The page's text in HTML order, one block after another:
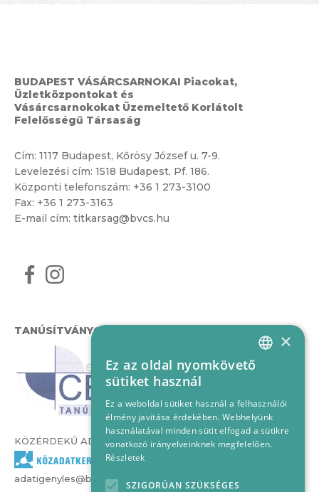
BUDAPEST VÁSÁRCSARNOKAI Piacokat,
Üzletközpontokat és
Vásárcsarnokokat Üzemeltető Korlátolt
Felelősségű Társaság
Cím: 1117 Budapest, Kőrösy József u. 7-9.
Levelezési cím: 1518 Budapest, Pf. 186.
Központi telefonszám: +36 1 273-3100
Fax: +36 1 273-3163
E-mail cím: titkarsag@bvcs.hu
TANÚSÍTVÁNYOK
KÖZÉRDEKŰ ADATOK
adatigenyles@bvcs.hu
HUNGARIAN
×
Ez az oldal nyomkövető
sütiket használ
Ez a weboldal sütiket használ a felhasználói
élmény javítása érdekében. Webhelyünk
használatával minden sütit elfogad a sütikre
vonatkozó irányelveinknek megfelelően.
Részletek
SZIGORÚAN SZÜKSÉGES